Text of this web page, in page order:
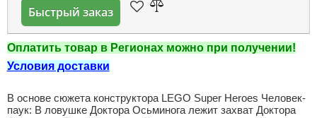
Быстрый заказ
Оплатить товар в Регионах можно при получении!
Условия доставки
В основе сюжета конструктора LEGO Super Heroes Человек-
паук: В ловушке Доктора Осьминога лежит захват Доктора